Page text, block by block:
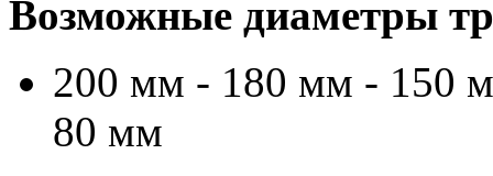
Возможные диаметры
200 мм - 180 мм - 150
80 мм